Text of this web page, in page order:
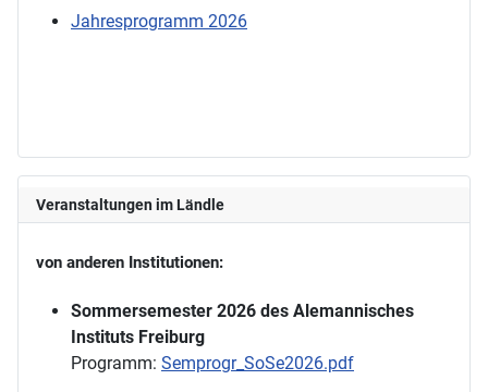
Jahresprogramm 2026
Veranstaltungen im Ländle
von anderen Institutionen:
Sommersemester 2026 des Alemannisches
Instituts Freiburg
Programm: Semprogr_SoSe2026.pdf